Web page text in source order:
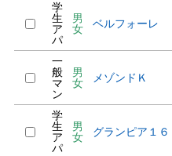
学
生
ア
パ
男
女
ベルフォーレ
一
般
マ
ン
男
女
メゾンドＫ
学
生
ア
パ
男
女
グランピア１６